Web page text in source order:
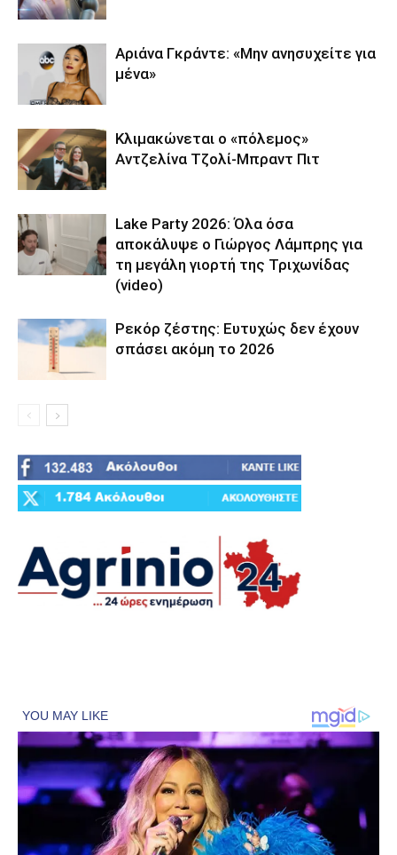
Αριάνα Γκράντε: «Μην ανησυχείτε για
μένα»
Κλιμακώνεται ο «πόλεμος»
Αντζελίνα Τζολί-Μπραντ Πιτ
Lake Party 2026: Όλα όσα
αποκάλυψε ο Γιώργος Λάμπρης για
τη μεγάλη γιορτή της Τριχωνίδας
(video)
Ρεκόρ ζέστης: Ευτυχώς δεν έχουν
σπάσει ακόμη το 2026